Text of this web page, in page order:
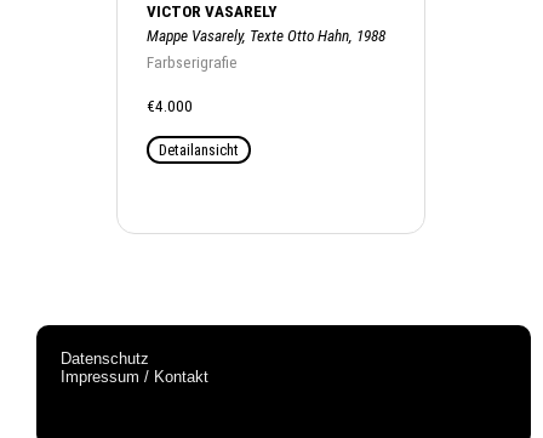
VICTOR VASARELY
Mappe Vasarely, Texte Otto Hahn, 1988
Farbserigrafie
€4.000
Detailansicht
Datenschutz
Impressum / Kontakt